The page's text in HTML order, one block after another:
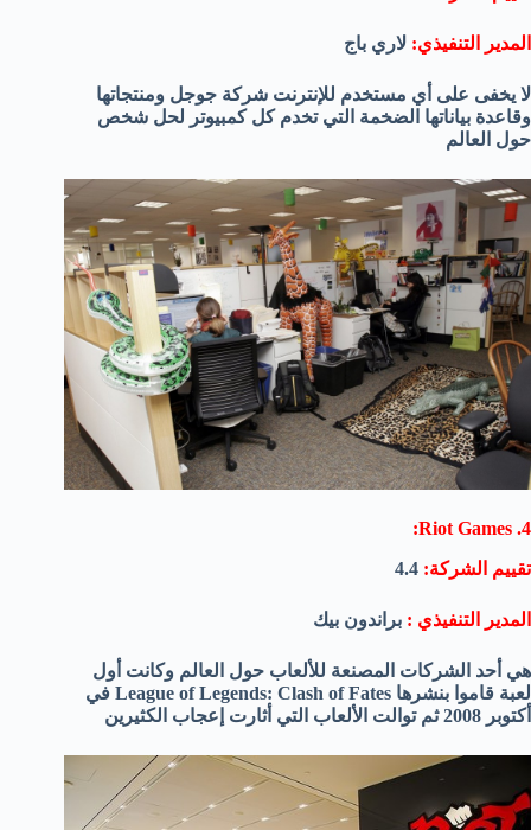
المدير التنفيذي: لاري باج
لا يخفى على أي مستخدم للإنترنت شركة جوجل ومنتجاتها
وقاعدة بياناتها الضخمة التي تخدم كل كمبيوتر لحل شخص
حول العالم
4. Riot Games:
تقييم الشركة:
المدير التنفيذي : براندون بيك
هي أحد الشركات المصنعة للألعاب حول العالم وكانت أول
لعبة قاموا بنشرها League of Legends: Clash of Fates في
أكتوبر 2008 ثم توالت الألعاب التي أثارت إعجاب الكثيرين